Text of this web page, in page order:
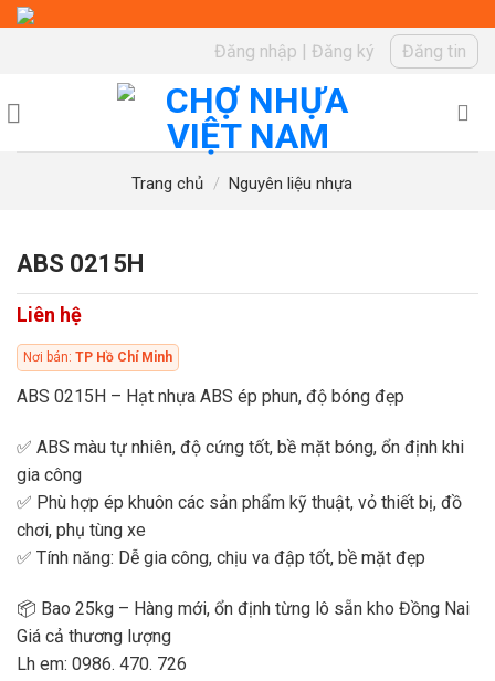
Skip
Đăng nhập | Đăng ký Đăng tin
Trang chủ / Nguyên liệu nhựa
ABS 0215H
Liên hệ
Nơi bán: TP Hồ Chí Minh
ABS 0215H – Hạt nhựa ABS ép phun, độ bóng đẹp
✅ ABS màu tự nhiên, độ cứng tốt, bề mặt bóng, ổn định khi
gia công
✅ Phù hợp ép khuôn các sản phẩm kỹ thuật, vỏ thiết bị, đồ
chơi, phụ tùng xe
✅ Tính năng: Dễ gia công, chịu va đập tốt, bề mặt đẹp
📦 Bao 25kg – Hàng mới, ổn định từng lô sẵn kho Đồng Nai
Giá cả thương lượng
Lh em: 0986. 470. 726